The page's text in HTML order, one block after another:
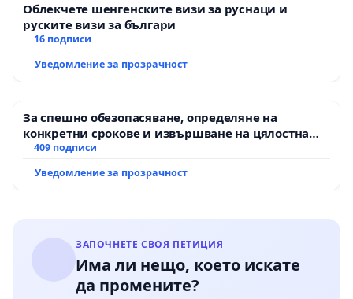
Облекчете шенгенските визи за руснаци и
руските визи за българи
16 подписи
Уведомление за прозрачност
За спешно обезопасяване, определяне на
конкретни срокове и извършване на цялостна
рехабилитация на републиканския път между
Мирово - к.к. Момин проход
409 подписи
Уведомление за прозрачност
ЗАПОЧНЕТЕ СВОЯ ПЕТИЦИЯ
Има ли нещо, което искате
да промените?